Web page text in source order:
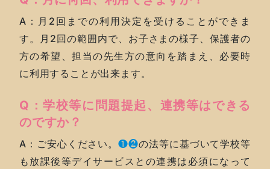
A：月2回までの利用決定を受けることができま
す。月2回の範囲内で、お子さまの様子、保護者の
方の希望、担当の先生方の意向を踏まえ、必要時
に利用することが出来ます。
Q：学校等に問題提起、連携等はできる
のですか？
A：ご安心ください。❶❷の法等に基づいて学校等
も放課後等デイサービスとの連携は必須になって